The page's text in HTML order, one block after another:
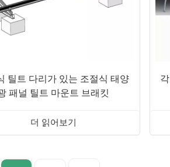
틸트 다리가 있는 조절식 태양
패널 틸트 마운트 브래킷
더 읽어보기